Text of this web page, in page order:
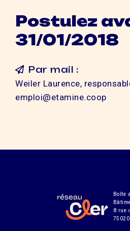
Postulez
31/01/2018
Par mail :
Weiler Laurence,
emploi@etamine.coop
Boîte
8 rue